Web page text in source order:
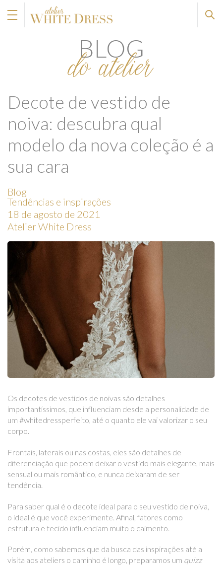
BLOG
do atelier
Decote de vestido de
noiva: descubra qual
modelo da nova coleção é a
sua cara
Blog
Tendências e inspirações
18 de agosto de 2021
Atelier White Dress
Os decotes de vestidos de noivas são detalhes
importantíssimos, que influenciam desde a personalidade de
um #whitedressperfeito, até o quanto ele vai valorizar o seu
corpo.
Frontais, laterais ou nas costas, eles são detalhes de
diferenciação que podem deixar o vestido mais elegante, mais
sensual ou mais romântico, e nunca deixaram de ser
tendência.
Para saber qual é o decote ideal para o seu vestido de noiva,
o ideal é que você experimente. Afinal, fatores como
estrutura e tecido influenciam muito o caimento.
Porém, como sabemos que da busca das inspirações até a
visita aos ateliers o caminho é longo, preparamos um quizz